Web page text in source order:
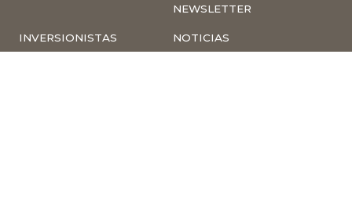
NEWSLETTER
INVERSIONISTAS NOTICIAS